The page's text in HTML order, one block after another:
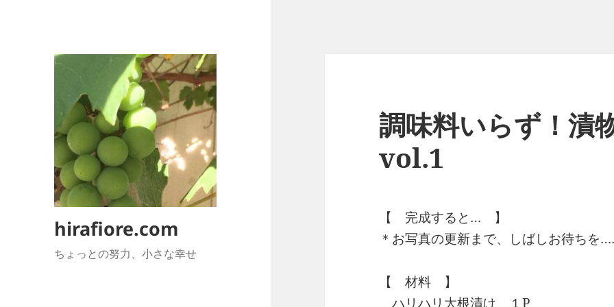
hirafiore.com
ちょっとの努力、小さな幸せ
調味料いらず！漬
vol.1
【 完成すると… 】
＊お写真の更新まで、しばしお待ちを
【 材料 】
＿ハリハリ大根漬け １P